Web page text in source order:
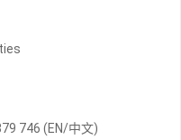
746 (EN/中文)